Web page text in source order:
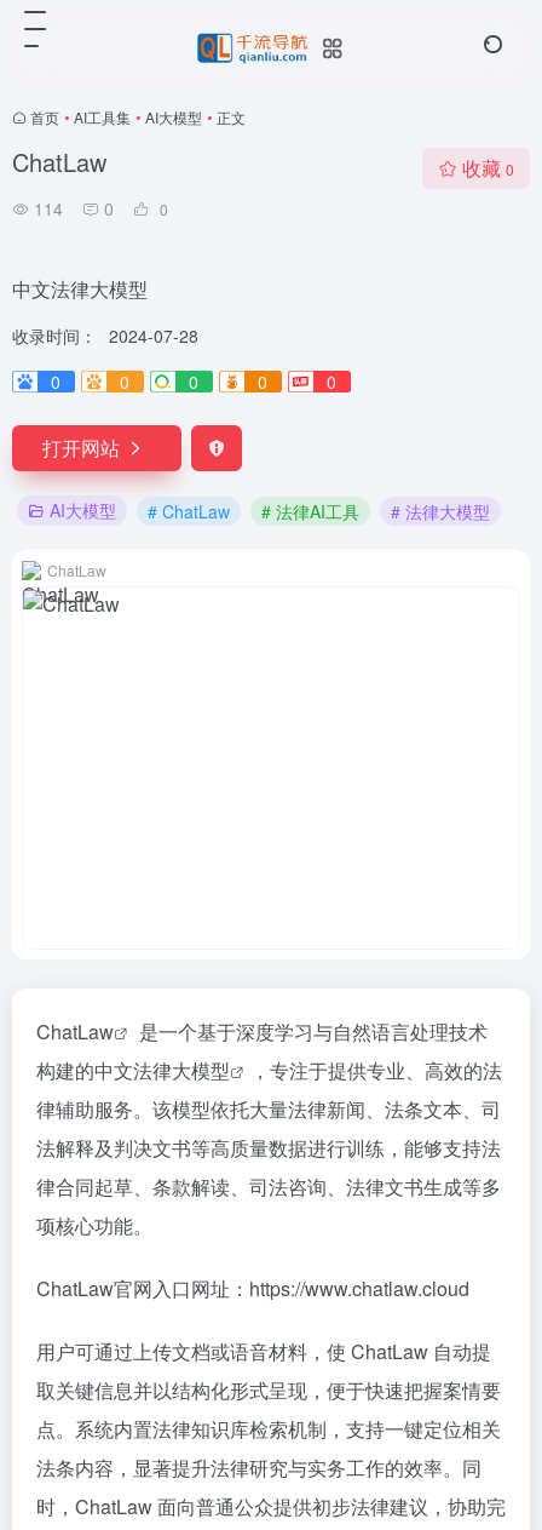
首页 • AI工具集 • AI大模型 • 正文
ChatLaw
114 0 0
收藏 0
中文法律大模型
收录时间：
2024-07-28
0
0 0 0 0
打开网站
AI大模型 # ChatLaw # 法律AI工具 # 法律大模型
ChatLaw
ChatLaw
是一个基于深度学习与自然语言处理技术
构建的中文法律大模型
，专注于提供专业、高效的法
律辅助服务。该模型依托大量法律新闻、法条文本、司
法解释及判决文书等高质量数据进行训练，能够支持法
律合同起草、条款解读、司法咨询、法律文书生成等多
项核心功能。
ChatLaw官网入口网址：https://www.chatlaw.cloud
用户可通过上传文档或语音材料，使 ChatLaw 自动提
取关键信息并以结构化形式呈现，便于快速把握案情要
点。系统内置法律知识库检索机制，支持一键定位相关
法条内容，显著提升法律研究与实务工作的效率。同
时，ChatLaw 面向普通公众提供初步法律建议，协助完